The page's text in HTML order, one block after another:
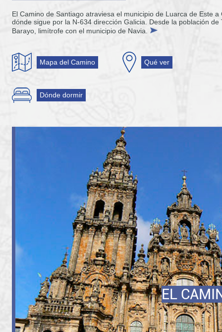
El Camino de Santiago atraviesa el municipio de Luarca de Este
dónde sigue por la N-634 dirección Galicia. Desde la población
Barayo, limítrofe con el municipio de Navia.
Mapa del Camino Qué ver
Dónde dormir
EL